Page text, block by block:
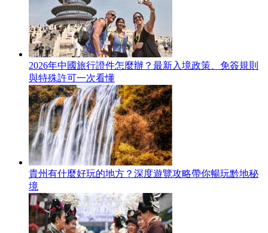
2026年中國旅行證件怎麼辦？最新入境政策、免簽規則
與特殊許可一次看懂
貴州有什麼好玩的地方？深度遊覽攻略帶你暢玩黔地秘
境